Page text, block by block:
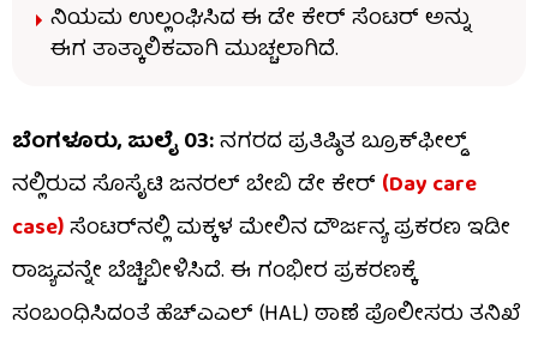
ನಿಯಮ ಉಲ್ಲಂಘಿಸಿದ ಈ ಡೇ ಕೇರ್ ಸೆಂಟರ್ ಅನ್ನು
ಈಗ ತಾತ್ಕಾಲಿಕವಾಗಿ ಮುಚ್ಚಲಾಗಿದೆ.
ಬೆಂಗಳೂರು, ಜುಲೈ 03:ನಗರದ ಪ್ರತಿಷ್ಠಿತ ಬ್ರೂಕ್​ಫೀಲ್ಡ್​​
ನಲ್ಲಿರುವ ಸೊಸೈಟಿ ಜನರಲ್ ಬೇಬಿ ಡೇ ಕೇರ್ (Day care
case)ಸೆಂಟರ್‌ನಲ್ಲಿ ಮಕ್ಕಳ ಮೇಲಿನ ದೌರ್ಜನ್ಯ ಪ್ರಕರಣ ಇಡೀ
ರಾಜ್ಯವನ್ನೇ ಬೆಚ್ಚಿಬೀಳಿಸಿದೆ. ಈ ಗಂಭೀರ ಪ್ರಕರಣಕ್ಕೆ
ಸಂಬಂಧಿಸಿದಂತೆ ಹೆಚ್‌ಎಎಲ್‌ (HAL) ಠಾಣೆ ಪೊಲೀಸರು ತನಿಖೆ